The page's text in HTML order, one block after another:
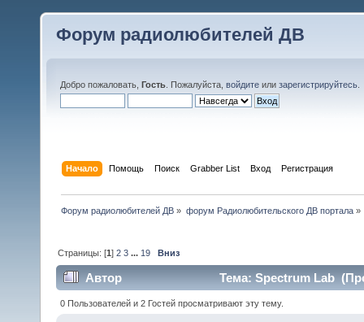
Форум радиолюбителей ДВ
Добро пожаловать, Гость . Пожалуйста, войдите или зарегистрируйтесь
Начало Помощь Поиск Grabber List Вход Регистрация
Форум радиолюбителей ДВ » форум Радиолюбительского ДВ портала»
Страницы: [1]2 3 ... 19 Вниз
Автор Тема: Spectrum Lab
0 Пользователей и 2 Гостей просматривают эту тему.